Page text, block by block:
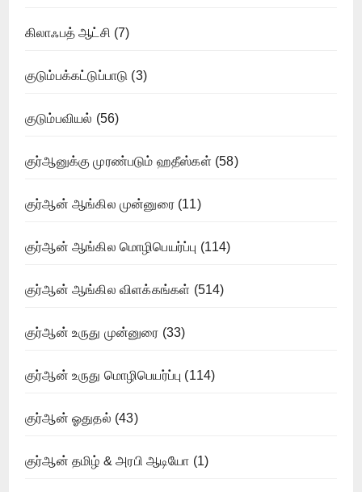
கிலாஃபத் ஆட்சி (7)
குடும்பக்கட்டுப்பாடு (3)
குடும்பவியல் (56)
குர்ஆனுக்கு முரண்படும் ஹதீஸ்கள் (58)
குர்ஆன் ஆங்கில முன்னுரை(11)
குர்ஆன் ஆங்கில மொழிபெயர்ப்பு (114)
குர்ஆன் ஆங்கில விளக்கங்கள் (514)
குர்ஆன் உருது முன்னுரை (33)
குர்ஆன் உருது மொழிபெயர்ப்பு (114)
குர்ஆன் ஓதுதல் (43)
குர்ஆன் தமிழ் & அரபி ஆடியோ (1)